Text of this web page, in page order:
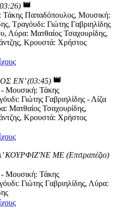
movie
Τάκης Παπαδόπουλος, Μουσική:
Τραγόυδι: Γιώτης Γαβριηλίδης
Λύρα: Ματθαίος Τσαχουρίδης,
Κρουστά: Χρήστος
ΕΝ’ (03:45) movie
- Μουσική: Τάκης
Γιώτης Γαβριηλίδης - Λίζα
Ματθαίος Τσαχουρίδης,
Κρουστά: Χρήστος
ΜΕ (Επιτραπέζιο)
- Μουσική: Τάκης
Γιώτης Γαβριηλίδης, Λύρα: